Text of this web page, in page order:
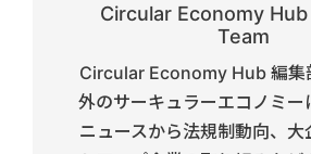
Circular Economy
Team
Circular Economy Hub 編集
外のサーキュラーエコノミー
ニュースから法規制動向、大